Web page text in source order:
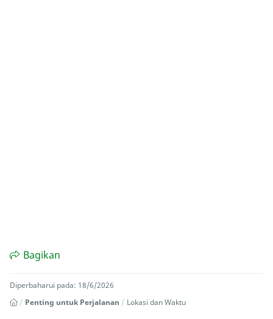
Bagikan
Diperbaharui pada: 18/6/2026
Penting untuk Perjalanan
Lokasi dan Waktu